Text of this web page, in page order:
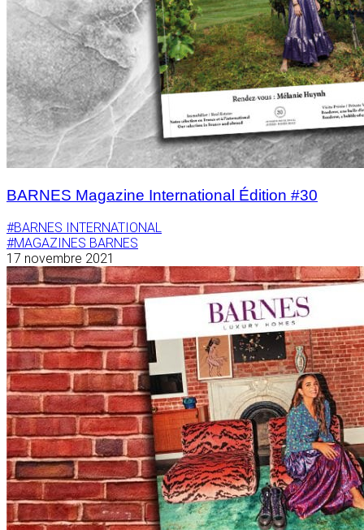
BARNES Magazine International Édition #30
#BARNES INTERNATIONAL
#MAGAZINES BARNES
17 novembre 2021